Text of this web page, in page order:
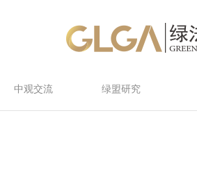
中观交流 绿盟研究